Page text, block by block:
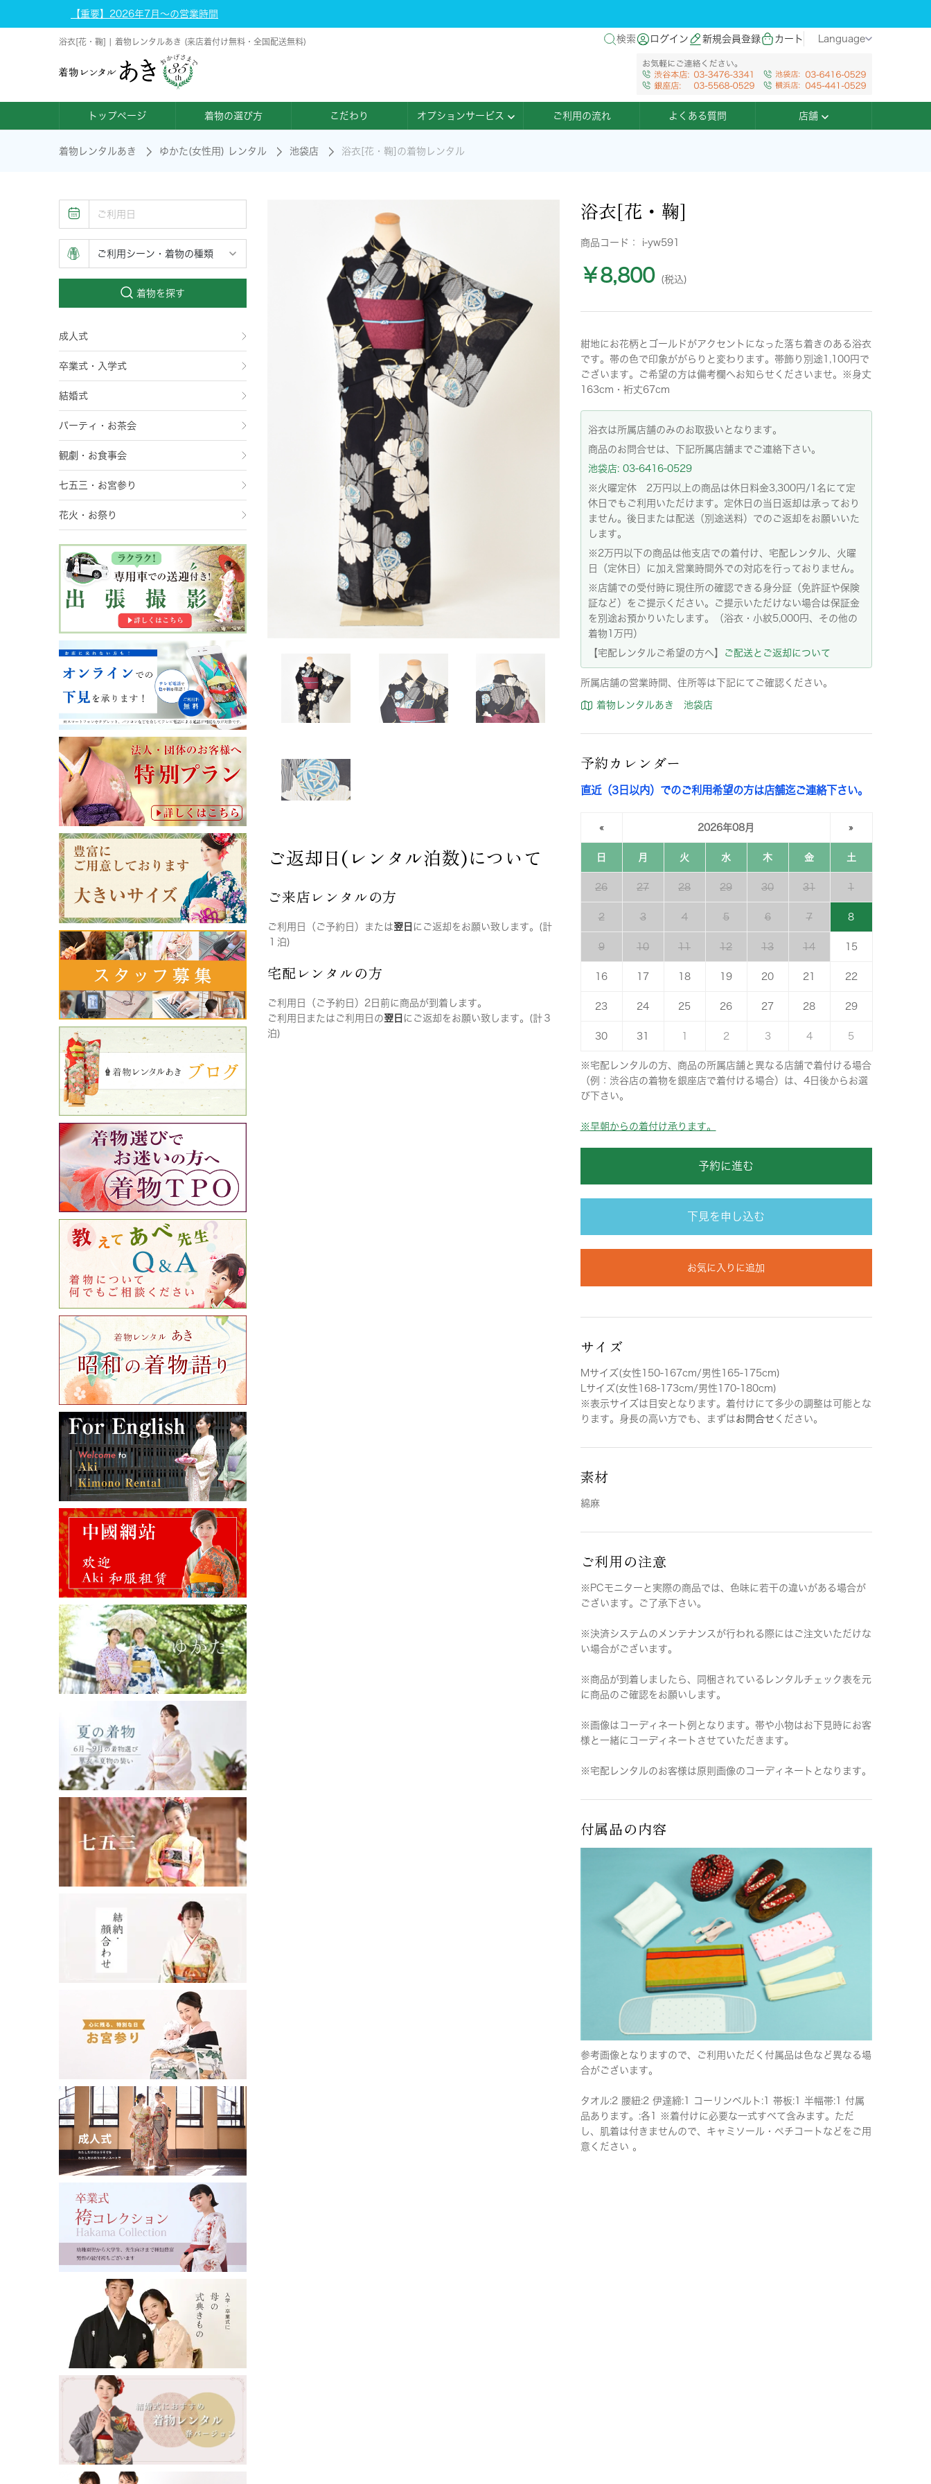
【重要】2026年7月～の営業時間
浴衣[花・鞠] | 着物レンタルあき (来店着付け無料・全国配送無料) 検索 ログイン 新規会員登録 カート Language
トップページ 着物の選び方 こだわり オプションサービス ご利用の流れ よくある質問 店舗
着物レンタルあき ゆかた(女性用) レンタル 池袋店 浴衣[花・鞠]の着物レンタル
着物を探す
成人式
卒業式・入学式
結婚式
パーティ・お茶会
観劇・お食事会
七五三・お宮参り
花火・お祭り
ご返却日(レンタル泊数)について
ご来店レンタルの方
ご利用日（ご予約日）または翌日 にご返却をお願い致します。(計
１泊)
宅配レンタルの方
ご利用日（ご予約日）2日前に商品が到着します。
ご利用日またはご利用日の翌日 にご返却をお願い致します。(計３
泊)
浴衣[花・鞠]
商品コード： i-yw591
￥8,800 (税込)
紺地にお花柄とゴールドがアクセントになった落ち着きのある浴衣
です。帯の色で印象ががらりと変わります。帯飾り別途1,100円で
ございます。ご希望の方は備考欄へお知らせくださいませ。※身丈
163cm・裄丈67cm
浴衣は所属店舗のみのお取扱いとなります。
商品のお問合せは、下記所属店舗までご連絡下さい。
池袋店: 03-6416-0529
※火曜定休 2万円以上の商品は休日料金3,300円/1名にて定
休日でもご利用いただけます。定休日の当日返却は承っており
ません。後日または配送（別途送料）でのご返却をお願いいた
します。
※2万円以下の商品は他支店での着付け、宅配レンタル、火曜
日（定休日）に加え営業時間外での対応を行っておりません。
※店舗での受付時に現住所の確認できる身分証（免許証や保険
証など）をご提示ください。ご提示いただけない場合は保証金
を別途お預かりいたします。（浴衣・小紋5,000円、その他の
着物1万円）
【宅配レンタルご希望の方へ】
ご配送とご返却について
所属店舗の営業時間、住所等は下記にてご確認ください。
着物レンタルあき 池袋店
予約カレンダー
直近（3日以内）でのご利用希望の方は店舗迄ご連絡下さい。
« 2026年08月 »
日 月 火 水 木 金 土
26 27 28 29 30 31 1
2 3 4 5 6 7 8
9 10 11 12 13 14 15
16 17 18 19 20 21 22
23 24 25 26 27 28 29
30 31 2 3 4 5
※宅配レンタルの方、商品の所属店舗と異なる店舗で着付ける場合
（例：渋谷店の着物を銀座店で着付ける場合）は、4日後からお選
び下さい。
※早朝からの着付け承ります。
予約に進む
下見を申し込む
お気に入りに追加
サイズ
Mサイズ(女性150-167cm/男性165-175cm)
Lサイズ(女性168-173cm/男性170-180cm)
※表示サイズは目安となります。着付けにて多少の調整は可能とな
ります。身長の高い方でも、まずはお問合せ ください。
素材
綿麻
ご利用の注意
※PCモニターと実際の商品では、色味に若干の違いがある場合が
ございます。ご了承下さい。
※決済システムのメンテナンスが行われる際にはご注文いただけな
い場合がございます。
※商品が到着しましたら、同梱されているレンタルチェック表を元
に商品のご確認をお願いします。
※画像はコーディネート例となります。帯や小物はお下見時にお客
様と一緒にコーディネートさせていただきます。
※宅配レンタルのお客様は原則画像のコーディネートとなります。
付属品の内容
参考画像となりますので、ご利用いただく付属品は色など異なる場
合がございます。
タオル:2 腰紐:2 伊達締:1 コーリンベルト:1 帯板:1 半幅帯:1 付属
品あります。:各1 ※着付けに必要な一式すべて含みます。ただ
し、肌着は付きませんので、キャミソール・ペチコートなどをご用
意ください 。